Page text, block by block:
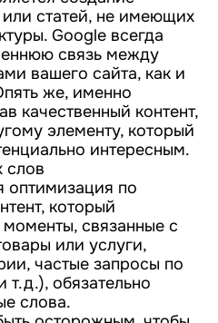
или статей, не имеющих
Google всегда
связь между
вашего сайта, как и
же, именно
качественный контент,
элементу, который
интересным.
слов
оптимизация по
который
связанные с
или услуги,
частые запросы по
обязательно
слова.